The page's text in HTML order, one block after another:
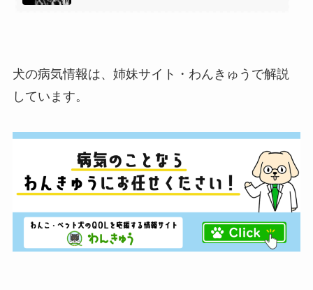
犬の病気情報は、姉妹サイト・わんきゅうで解説
しています。